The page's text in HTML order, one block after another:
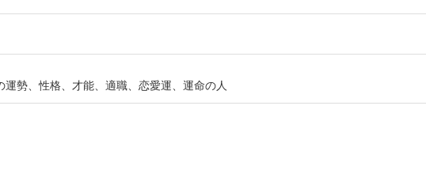
運勢、性格、才能、適職、恋愛運、運命の人